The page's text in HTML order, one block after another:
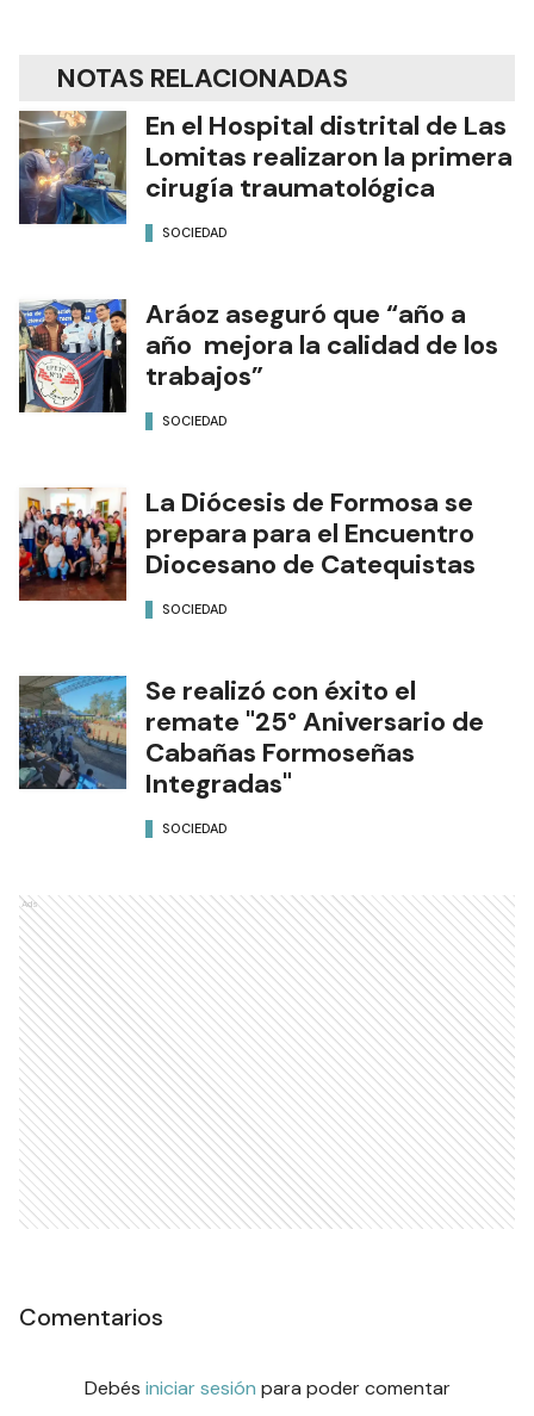
NOTAS RELACIONADAS
En el Hospital distrital de Las
Lomitas realizaron la primera
cirugía traumatológica
SOCIEDAD
Aráoz aseguró que “año a
año mejora la calidad de los
trabajos”
SOCIEDAD
La Diócesis de Formosa se
prepara para el Encuentro
Diocesano de Catequistas
SOCIEDAD
Se realizó con éxito el
remate "25° Aniversario de
Cabañas Formoseñas
Integradas"
SOCIEDAD
Ads
Comentarios
Debés iniciar sesión para poder comentar